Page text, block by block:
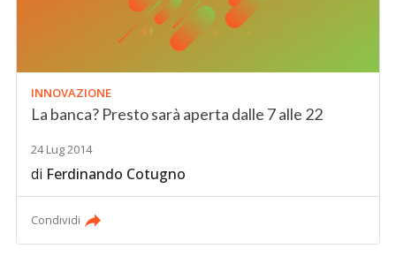
INNOVAZIONE
La banca? Presto sarà aperta dalle 7 alle 22
24 Lug 2014
di Ferdinando Cotugno
Condividi